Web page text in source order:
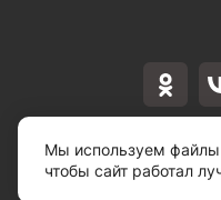
Лицензия
Мы используем файлы
чтобы сайт работал